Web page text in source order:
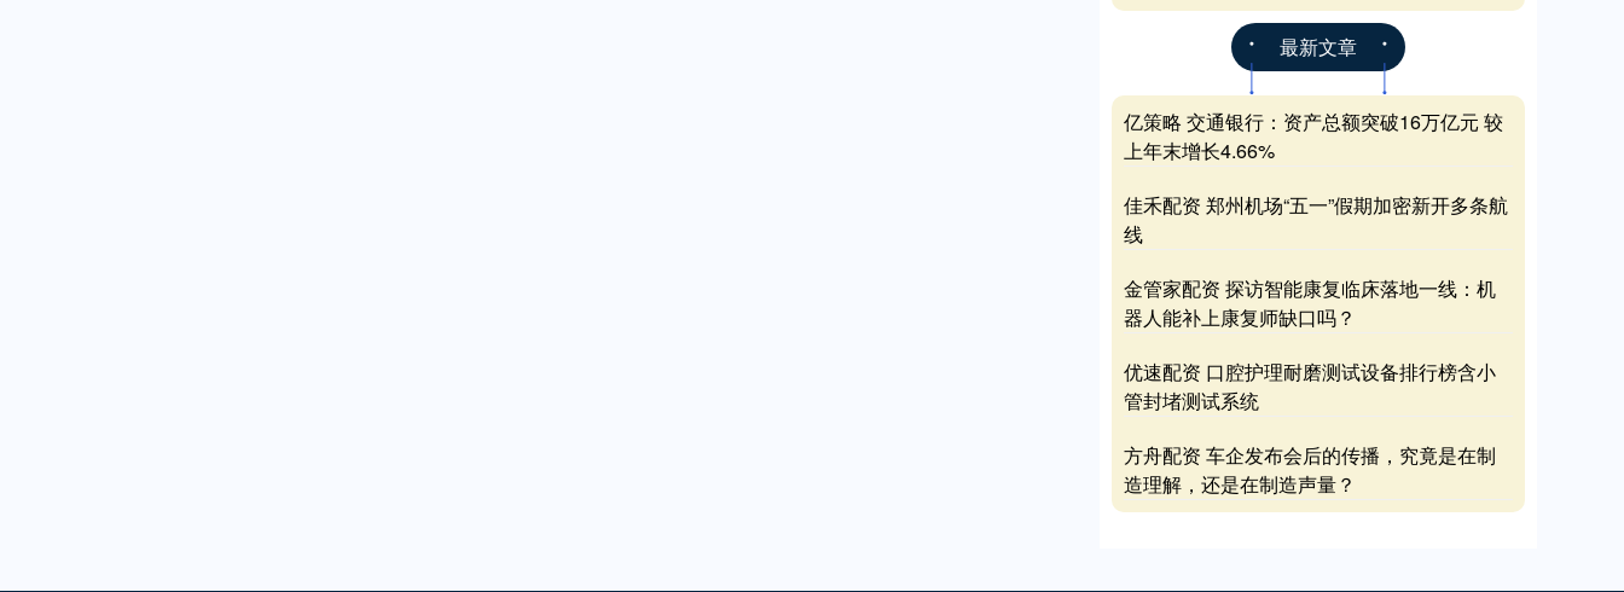
最新文章
亿策略 交通银行：资产总额突破16万亿元 较
上年末增长4.66%
佳禾配资 郑州机场“五一”假期加密新开多条航
线
金管家配资 探访智能康复临床落地一线：机
器人能补上康复师缺口吗？
优速配资 口腔护理耐磨测试设备排行榜含小
管封堵测试系统
方舟配资 车企发布会后的传播，究竟是在制
造理解，还是在制造声量？